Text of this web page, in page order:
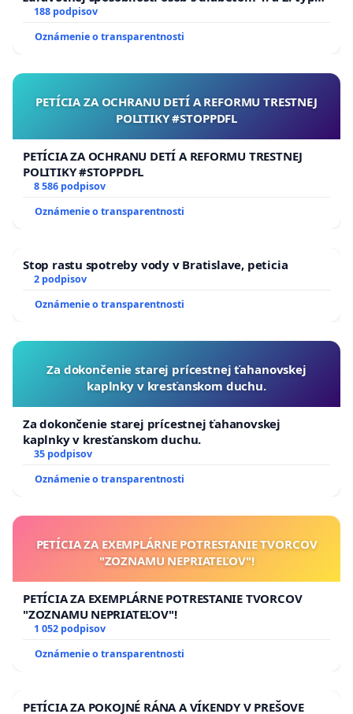
pri prijímaní do Policajného zboru SR
188 podpisov
Oznámenie o transparentnosti
PETÍCIA ZA OCHRANU DETÍ A REFORMU TRESTNEJ
POLITIKY #STOPPDFL
PETÍCIA ZA OCHRANU DETÍ A REFORMU TRESTNEJ
POLITIKY #STOPPDFL
8 586 podpisov
Oznámenie o transparentnosti
Stop rastu spotreby vody v Bratislave, peticia
2 podpisov
Oznámenie o transparentnosti
Za dokončenie starej prícestnej ťahanovskej
kaplnky v kresťanskom duchu.
Za dokončenie starej prícestnej ťahanovskej
kaplnky v kresťanskom duchu.
35 podpisov
Oznámenie o transparentnosti
PETÍCIA ZA EXEMPLÁRNE POTRESTANIE TVORCOV
"ZOZNAMU NEPRIATEĽOV"!
PETÍCIA ZA EXEMPLÁRNE POTRESTANIE TVORCOV
"ZOZNAMU NEPRIATEĽOV"!
1 052 podpisov
Oznámenie o transparentnosti
PETÍCIA ZA POKOJNÉ RÁNA A VÍKENDY V PREŠOVE